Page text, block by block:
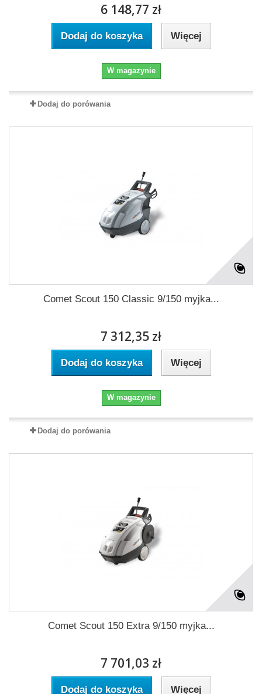
6 148,77 zł
Dodaj do koszyka Więcej
W magazynie
Dodaj do porówania
Comet Scout 150 Classic 9/150 myjka...
7 312,35 zł
Dodaj do koszyka Więcej
W magazynie
Dodaj do porówania
Comet Scout 150 Extra 9/150 myjka...
7 701,03 zł
Dodaj do koszyka Więcej